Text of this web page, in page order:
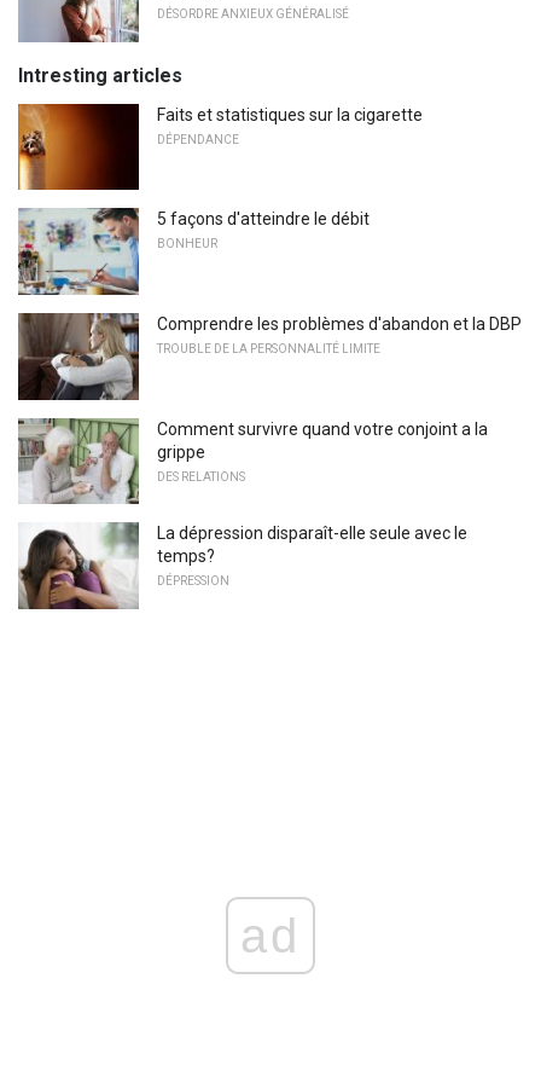
DÉSORDRE ANXIEUX GÉNÉRALISÉ
Intresting articles
Faits et statistiques sur la cigarette
DÉPENDANCE
5 façons d'atteindre le débit
BONHEUR
Comprendre les problèmes d'abandon et la DBP
TROUBLE DE LA PERSONNALITÉ LIMITE
Comment survivre quand votre conjoint a la
grippe
DES RELATIONS
La dépression disparaît-elle seule avec le
temps?
DÉPRESSION
ad